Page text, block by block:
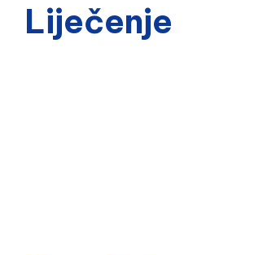
Liječenje